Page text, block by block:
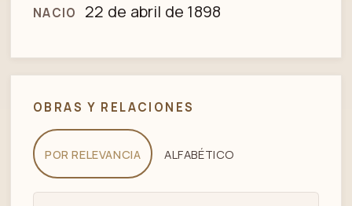
NACIO 22 de abril de 1898
OBRAS Y RELACIONES
POR RELEVANCIA ALFABÉTICO